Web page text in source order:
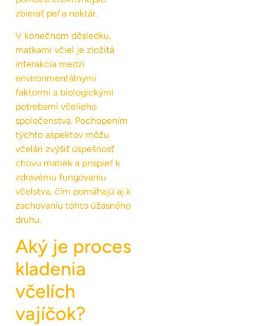
zbierať peľ a nektár.
V konečnom dôsledku,
matkami včiel je zložitá
interakcia medzi
environmentálnymi
faktormi a biologickými
potrebami včelieho
spoločenstva. Pochopením
týchto aspektov môžu
včelári zvýšiť úspešnosť
chovu matiek a prispieť k
zdravému fungovaniu
včelstva, čím pomáhajú aj k
zachovaniu tohto úžasného
druhu.
Aký je proces
kladenia
včelích
vajíčok?